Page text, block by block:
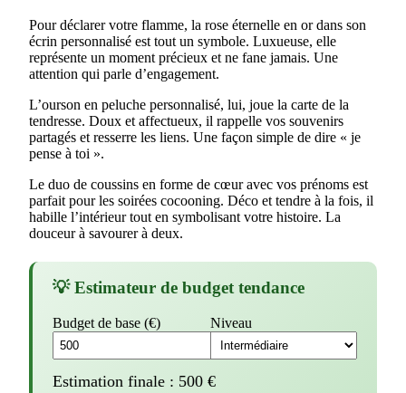
Pour déclarer votre flamme, la rose éternelle en or dans son
écrin personnalisé est tout un symbole. Luxueuse, elle
représente un moment précieux et ne fane jamais. Une
attention qui parle d’engagement.
L’ourson en peluche personnalisé, lui, joue la carte de la
tendresse. Doux et affectueux, il rappelle vos souvenirs
partagés et resserre les liens. Une façon simple de dire « je
pense à toi ».
Le duo de coussins en forme de cœur avec vos prénoms est
parfait pour les soirées cocooning. Déco et tendre à la fois, il
habille l’intérieur tout en symbolisant votre histoire. La
douceur à savourer à deux.
💡 Estimateur de budget tendance
Budget de base (€) Niveau
Estimation finale : 500 €